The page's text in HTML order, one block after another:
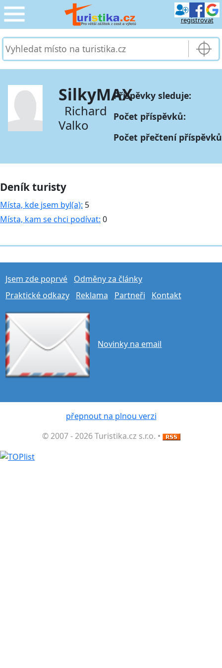
registrovat
CESTOVÁNÍ
SLUŽBY & DOPRAVA ›
PRO TURISTY ›
MOJE TURISTIKA ›
SilkyMAX
Richard
Valko
Příspěvky sleduje:
Počet příspěvků:
Počet přečtení
Deník turisty
Místa, kde jsem byl(a): 5
Místa, kam se chci podívat: 0
Jsem zde poprvé
Odměny za články
Praktické odkazy
Reklama Partneři Kontakt
Novinky na email
přepnout na plnou verzi
© 2007 - 2026 Turistika.cz s.r.o. •